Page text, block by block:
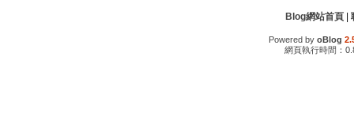
Blog網站首頁|
Powered by oBlog
網頁執行時間：